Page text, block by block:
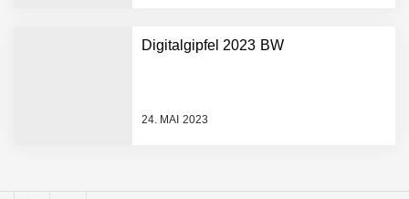
Digitalgipfel 2023 BW
24. MAI 2023